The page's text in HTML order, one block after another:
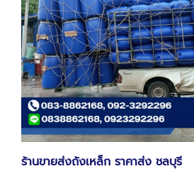
ร้านขายส่งถังเหล็ก ราคาส่ง ชลบุรี